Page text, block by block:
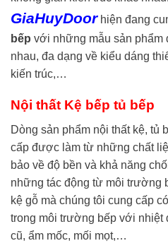
GiaHuyDoorhiện đang
bếp với những mẫu sản
nhau, đa dạng về kiểu dáng
kiến trúc,…
Nội thất Kệ bếp tủ bếp
Dòng sản phẩm nội thất kệ, tủ
cấp được làm từ những chất
bảo về độ bền và khả năng
những tác động từ môi trường
kệ gỗ mà chúng tôi cung cấp
trong môi trường bếp với nhiệt
cũ, ẩm mốc, mối mọt,…